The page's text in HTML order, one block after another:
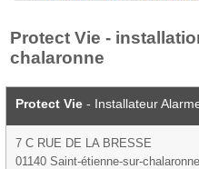
Protect Vie -
chalaronne
Protect Vie - Installateur
7 C RUE DE LA BRESSE
01140 Saint-étienne-sur-chalaronne